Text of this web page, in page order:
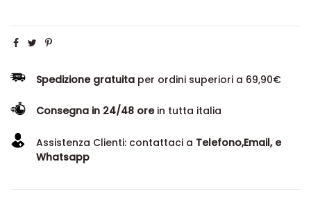
Spedizione gratuita per ordini superiori a 69,90€
Consegna in 24/48 orein tutta italia
Assistenza Clienti: contattaci a Telefono,Email, e
Whatsapp